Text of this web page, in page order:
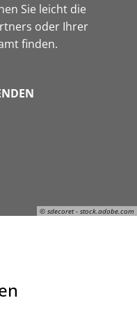
© sdecoret - stock.adobe.com
Sie leicht die
oder Ihrer
finden.